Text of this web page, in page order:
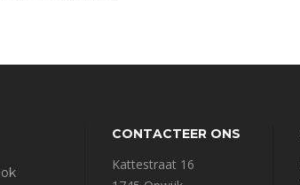
CONTACTEER ONS
Kattestraat 16